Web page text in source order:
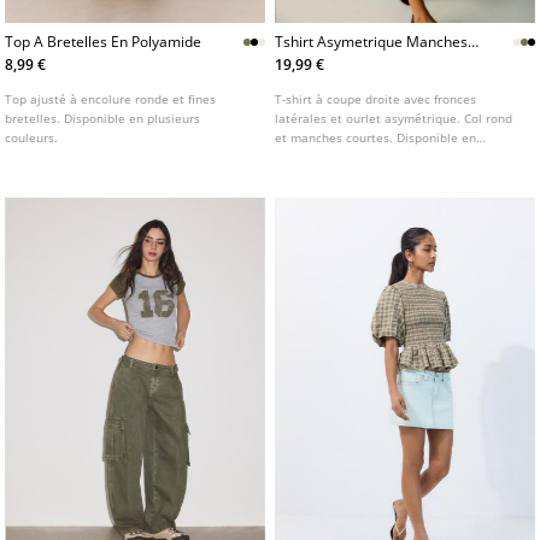
Top A Bretelles En Polyamide
8,99 €
Top ajusté à encolure ronde et fines
bretelles. Disponible en plusieurs
couleurs.
Tshirt Asymetrique Manches
Courtes
19,99 €
T-shirt à coupe droite avec fronces
latérales et ourlet asymétrique. Col rond
et manches courtes. Disponible en